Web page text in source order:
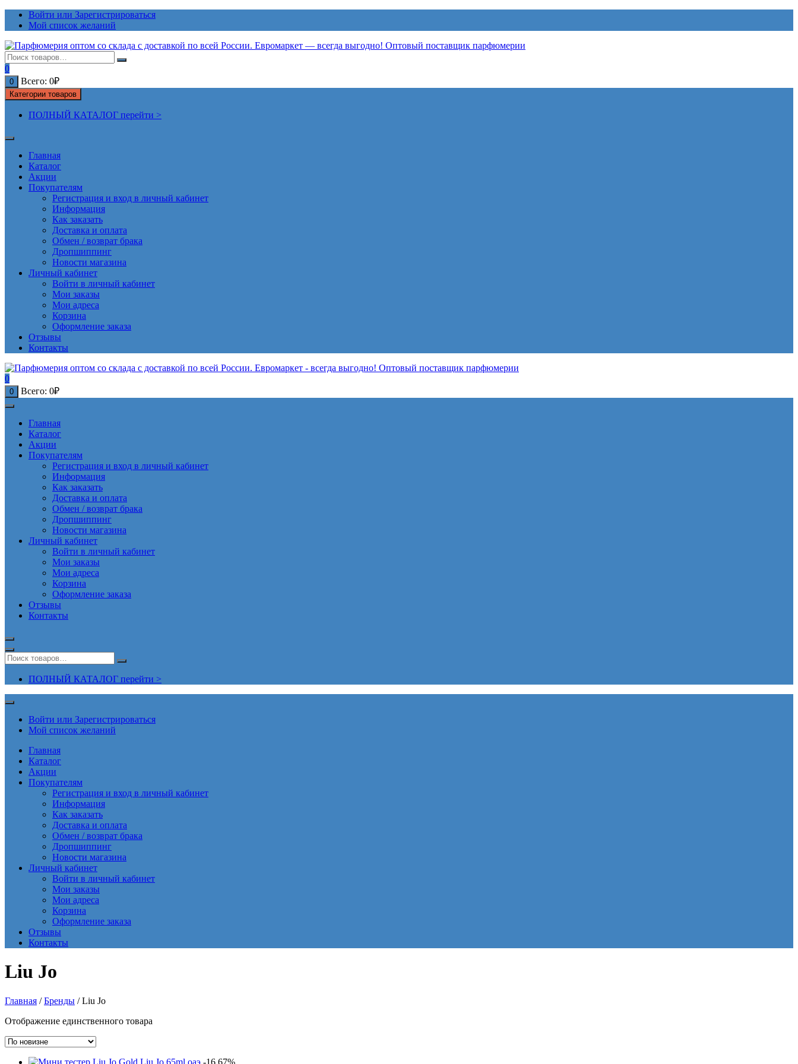
ПерейтиВойти или Зарегистрироваться
Мой список желаний
0
0 Всего: 0₽
Категории товаров
ПОЛНЫЙ КАТАЛОГ перейти >
Главная
Каталог
Акции
Покупателям
Регистрация и вход в личный кабинет
Информация
Как заказать
Доставка и оплата
Обмен / возврат брака
Дропшиппинг
Новости магазина
Личный кабинет
Войти в личный кабинет
Мои заказы
Мои адреса
Корзина
Оформление заказа
Отзывы
Контакты
0
0 Всего: 0₽
Главная
Каталог
Акции
Покупателям
Регистрация и вход в личный кабинет
Информация
Как заказать
Доставка и оплата
Обмен / возврат брака
Дропшиппинг
Новости магазина
Личный кабинет
Войти в личный кабинет
Мои заказы
Мои адреса
Корзина
Оформление заказа
Отзывы
Контакты
ПОЛНЫЙ КАТАЛОГ перейти >
Войти или Зарегистрироваться
Мой список желаний
Главная
Каталог
Акции
Покупателям
Регистрация и вход в личный кабинет
Информация
Как заказать
Доставка и оплата
Обмен / возврат брака
Дропшиппинг
Новости магазина
Личный кабинет
Войти в личный кабинет
Мои заказы
Мои адреса
Корзина
Оформление заказа
Отзывы
Контакты
Liu Jo
Главная /Бренды / Liu Jo
Отображение единственного товара
-16.67%